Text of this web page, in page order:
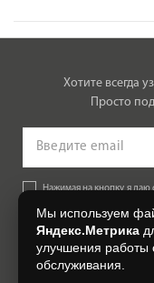
Хотите всегда
Просто
Нажимая на кнопку, я даю
Согласии на обработку
Мы используем
Яндекс.Метрика
улучшения работы
обслуживания.